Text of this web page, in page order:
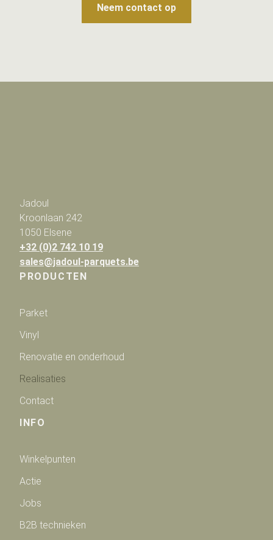
Neem contact op
Jadoul
Kroonlaan 242
1050 Elsene
+32 (0)2 742 10 19
sales@jadoul-parquets.be
PRODUCTEN
Parket
Vinyl
Renovatie en onderhoud
Realisaties
Contact
INFO
Winkelpunten
Actie
Jobs
B2B technieken